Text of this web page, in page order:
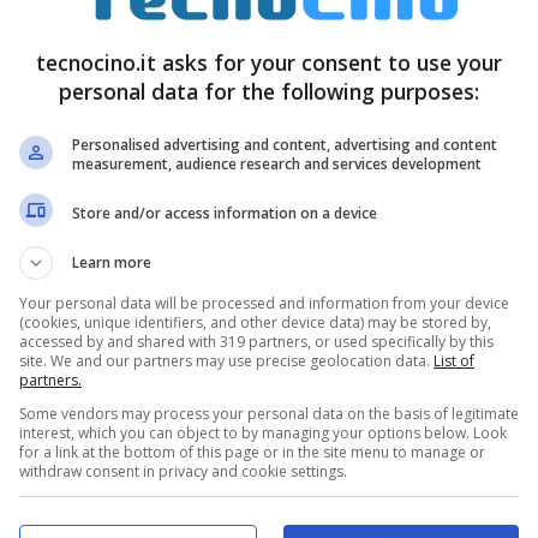
il display. Il papà del progetto èBy
(v2). La prima versione è disponibile per Nokia
avanzati ed è ancora più precisa. Sarà
tecnocino.it asks for your consent to use your
personal data for the following purposes:
Personalised advertising and content, advertising and content
measurement, audience research and services development
Store and/or access information on a device
Learn more
Your personal data will be processed and information from your device
(cookies, unique identifiers, and other device data) may be stored by,
accessed by and shared with 319 partners, or used specifically by this
site. We and our partners may use precise geolocation data. List of
partners.
Some vendors may process your personal data on the basis of legitimate
interest, which you can object to by managing your options below. Look
for a link at the bottom of this page or in the site menu to manage or
withdraw consent in privacy and cookie settings.